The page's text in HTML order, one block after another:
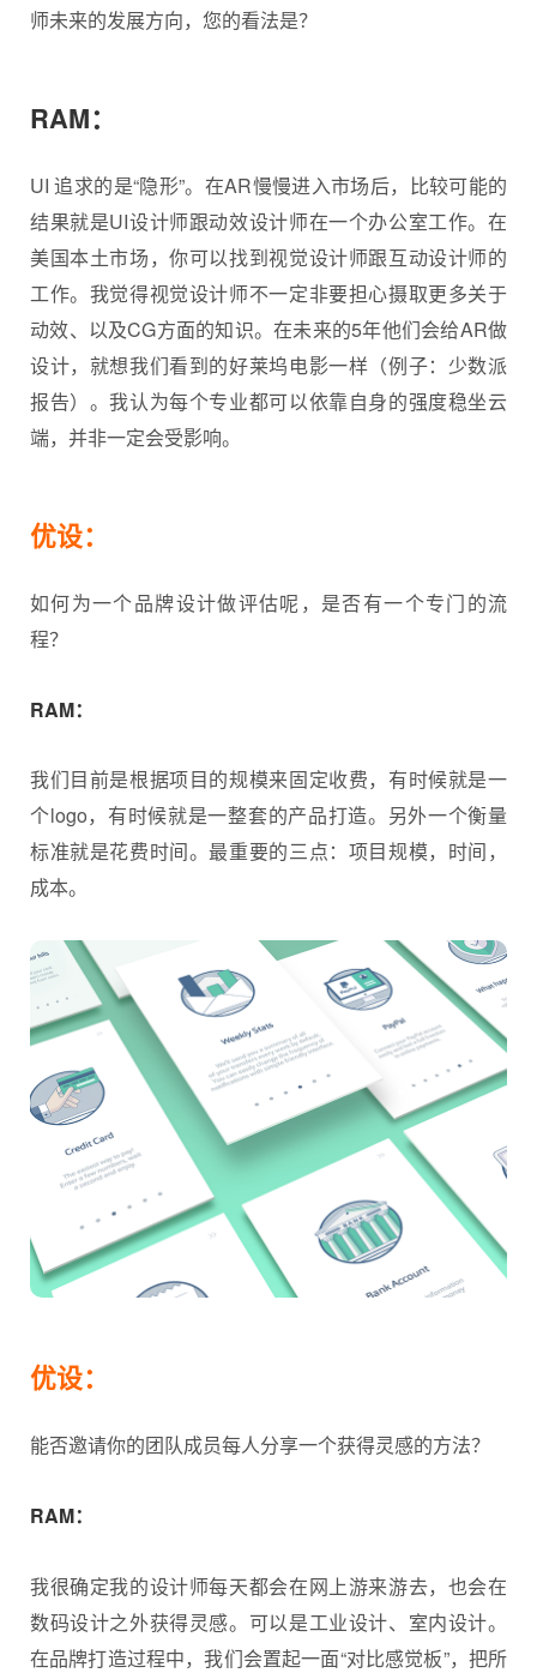
师未来的发展方向，您的看法是？
RAM：
UI 追求的是“隐形”。在AR慢慢进入市场后，比较可能的
结果就是UI设计师跟动效设计师在一个办公室工作。在
美国本土市场，你可以找到视觉设计师跟互动设计师的
工作。我觉得视觉设计师不一定非要担心摄取更多关于
动效、以及CG方面的知识。在未来的5年他们会给AR做
设计，就想我们看到的好莱坞电影一样（例子：少数派
报告）。我认为每个专业都可以依靠自身的强度稳坐云
端，并非一定会受影响。
优设：
如何为一个品牌设计做评估呢，是否有一个专门的流
程？
RAM：
我们目前是根据项目的规模来固定收费，有时候就是一
个logo，有时候就是一整套的产品打造。另外一个衡量
标准就是花费时间。最重要的三点：项目规模，时间，
成本。
优设：
能否邀请你的团队成员每人分享一个获得灵感的方法？
RAM：
我很确定我的设计师每天都会在网上游来游去，也会在
数码设计之外获得灵感。可以是工业设计、室内设计。
在品牌打造过程中，我们会置起一面“对比感觉板”，把所